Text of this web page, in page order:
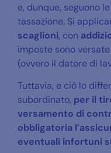
e, dunque, seguono
tassazione. Si
scaglioni, con
imposte sono
(ovvero il datore di
Tuttavia, e ciò lo
subordinato, per il
versamento di
obbligatoria
eventuali infortuni